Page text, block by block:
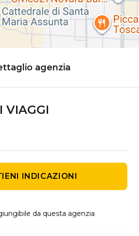
agenzia
VIAGGI
INDICAZIONI
da questa agenzia